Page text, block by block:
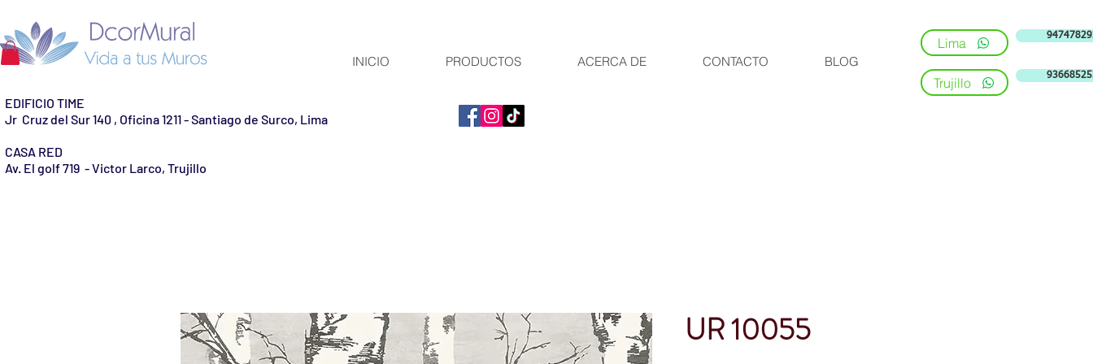
INICIO PRODUCTOS ACERCA DE CONTACTO BLOG
EDIFICIO TIME
Jr Cruz del Sur 140 , Oficina 1211 - Santiago de Surco, Lima
CASA RED
Av. El golf 719 - Victor Larco, Trujillo
Lima
Trujillo
UR 10055